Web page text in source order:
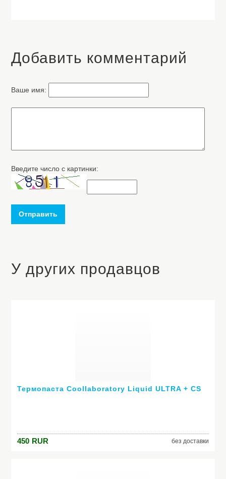
Добавить комментарий
Ваше имя:
Введите число с картинки:
Отправить
У других продавцов
Термопаста Coollaboratory Liquid ULTRA + CS
450 RUR без доставки